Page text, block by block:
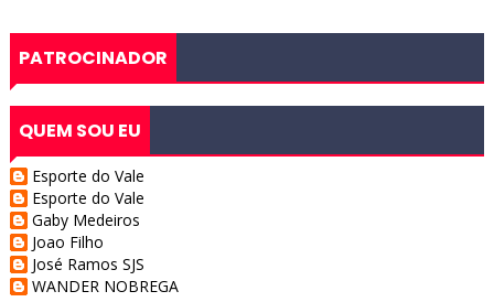
PATROCINADOR
QUEM SOU EU
Esporte do Vale
Esporte do Vale
Gaby Medeiros
Joao Filho
José Ramos SJS
WANDER NOBREGA